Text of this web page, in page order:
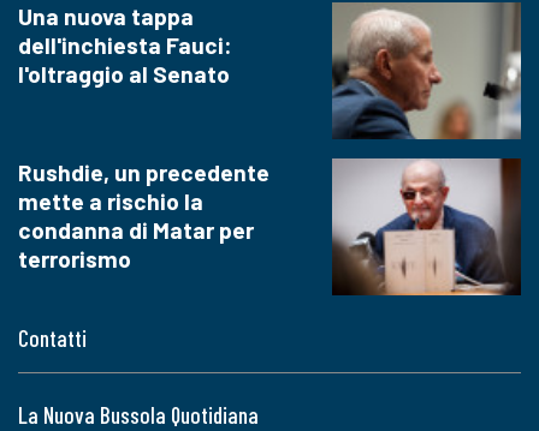
Contatti
La Nuova Bussola Quotidiana
Una nuova tappa
dell'inchiesta Fauci:
l'oltraggio al Senato
Rushdie, un precedente
mette a rischio la
condanna di Matar per
terrorismo